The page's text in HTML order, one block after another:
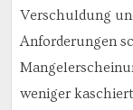
Verschuldung
Anforderungen
weniger